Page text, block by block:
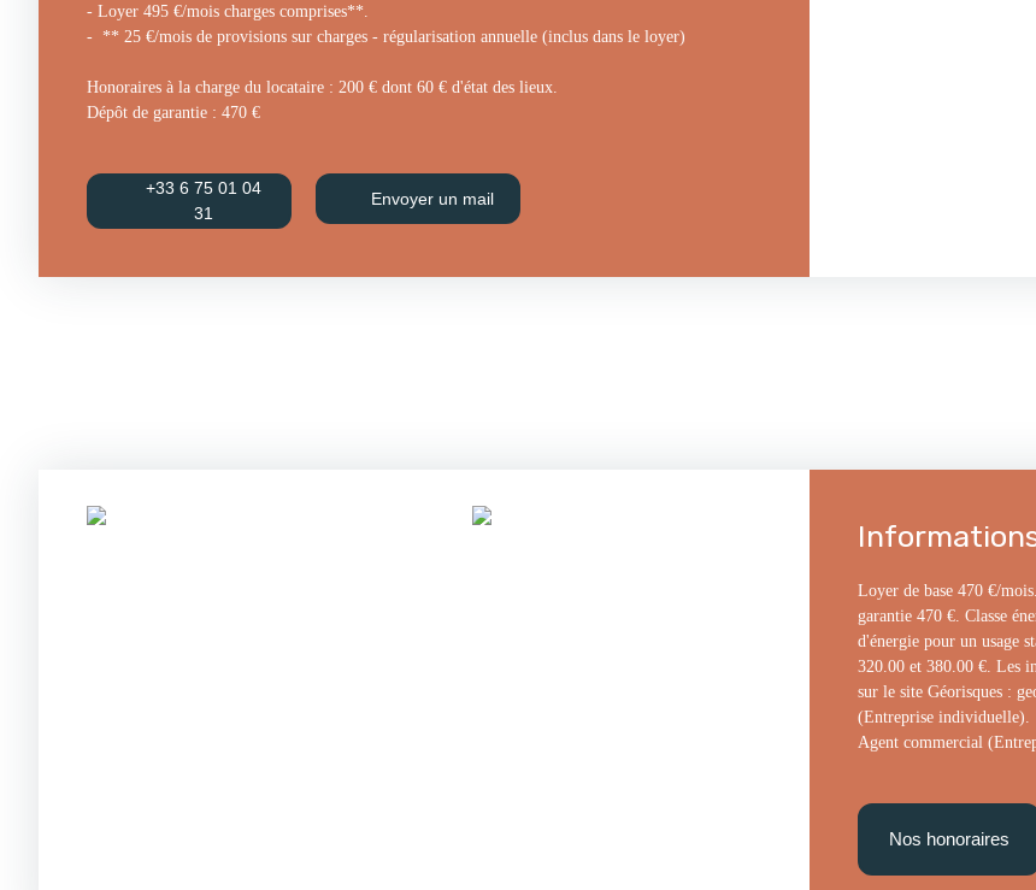
- Loyer 495 €/mois charges comprises**.
- ** 25 €/mois de provisions sur charges - régularisation annuelle (inclus dans le loyer)
Honoraires à la charge du locataire : 200 € dont 60 € d'état des lieux.
Dépôt de garantie : 470 €
+33 6 75 01 04
31
Envoyer un mail
Loyer de base 470 €/
garantie 470 €. Classe
d'énergie pour un usage
320.00 et 380.00 €. Les
sur le site Géorisques :
(Entreprise individuelle).
Agent commercial
Nos honoraires